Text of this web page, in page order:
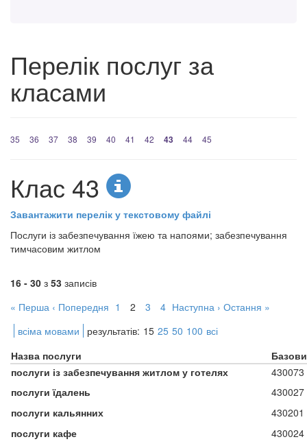
Перелік послуг за
класами
35 36 37 38 39 40 41 42 43 44 45
Клас 43
Завантажити перелік у текстовому файлі
Послуги із забезпечування їжею та напоями; забезпечування
тимчасовим житлом
16 - 30 з 53 записів
« Перша ‹ Попередня 1 2 3 4 Наступна › Остання »
всіма мовами
результатів: 15 25 50 100 всі
Назва послуги
послуги із забезпечування житлом у готелях
430073
послуги їдалень
430027
послуги кальянних
430201
послуги кафе
430024